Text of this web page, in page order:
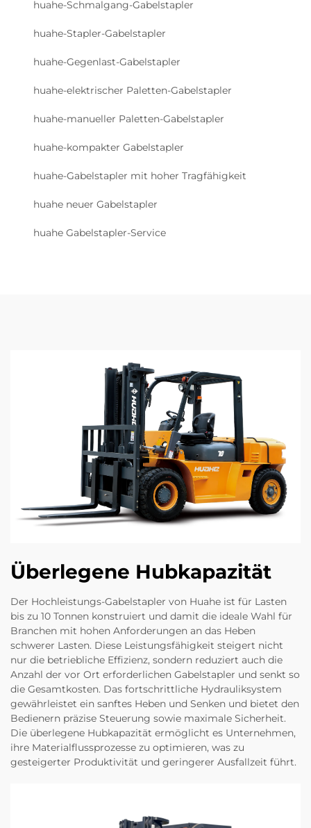
huahe-Schmalgang-Gabelstapler
huahe-Stapler-Gabelstapler
huahe-Gegenlast-Gabelstapler
huahe-elektrischer Paletten-Gabelstapler
huahe-manueller Paletten-Gabelstapler
huahe-kompakter Gabelstapler
huahe-Gabelstapler mit hoher Tragfähigkeit
huahe neuer Gabelstapler
huahe Gabelstapler-Service
Überlegene Hubkapazität
Der Hochleistungs-Gabelstapler von Huahe ist für Lasten
bis zu 10 Tonnen konstruiert und damit die ideale Wahl für
Branchen mit hohen Anforderungen an das Heben
schwerer Lasten. Diese Leistungsfähigkeit steigert nicht
nur die betriebliche Effizienz, sondern reduziert auch die
Anzahl der vor Ort erforderlichen Gabelstapler und senkt so
die Gesamtkosten. Das fortschrittliche Hydrauliksystem
gewährleistet ein sanftes Heben und Senken und bietet den
Bedienern präzise Steuerung sowie maximale Sicherheit.
Die überlegene Hubkapazität ermöglicht es Unternehmen,
ihre Materialflussprozesse zu optimieren, was zu
gesteigerter Produktivität und geringerer Ausfallzeit führt.